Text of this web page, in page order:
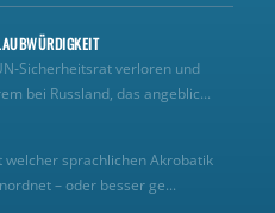
verloren und
bei Russland, das angeblic...
sprachlichen Akrobatik
– oder besser ge...